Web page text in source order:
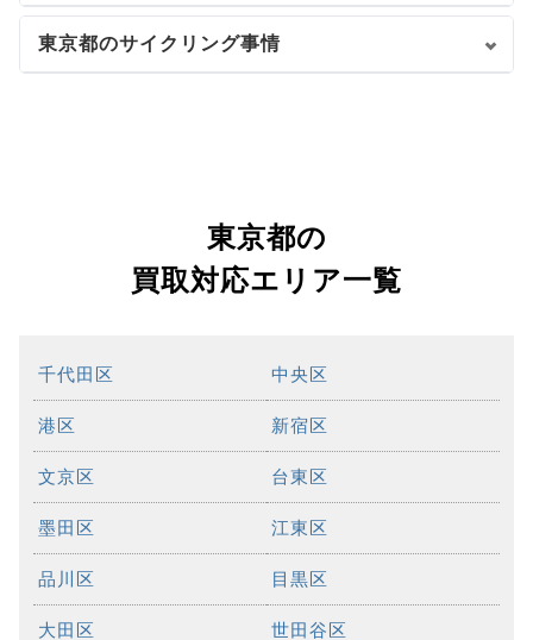
東京都のサイクリング事情
東京都の
買取対応エリア一覧
千代田区 中央区
港区 新宿区
文京区 台東区
墨田区 江東区
品川区 目黒区
大田区 世田谷区